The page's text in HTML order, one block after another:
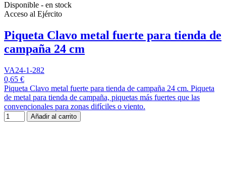
Disponible - en stock
Acceso al Ejército
Piqueta Clavo metal fuerte para tienda de
campaña 24 cm
VA24-1-282
0,65 €
Piqueta Clavo metal fuerte para tienda de campaña 24 cm. Piqueta
de metal para tienda de campaña, piquetas más fuertes que las
convencionales para zonas difíciles o viento.
Añadir al carrito